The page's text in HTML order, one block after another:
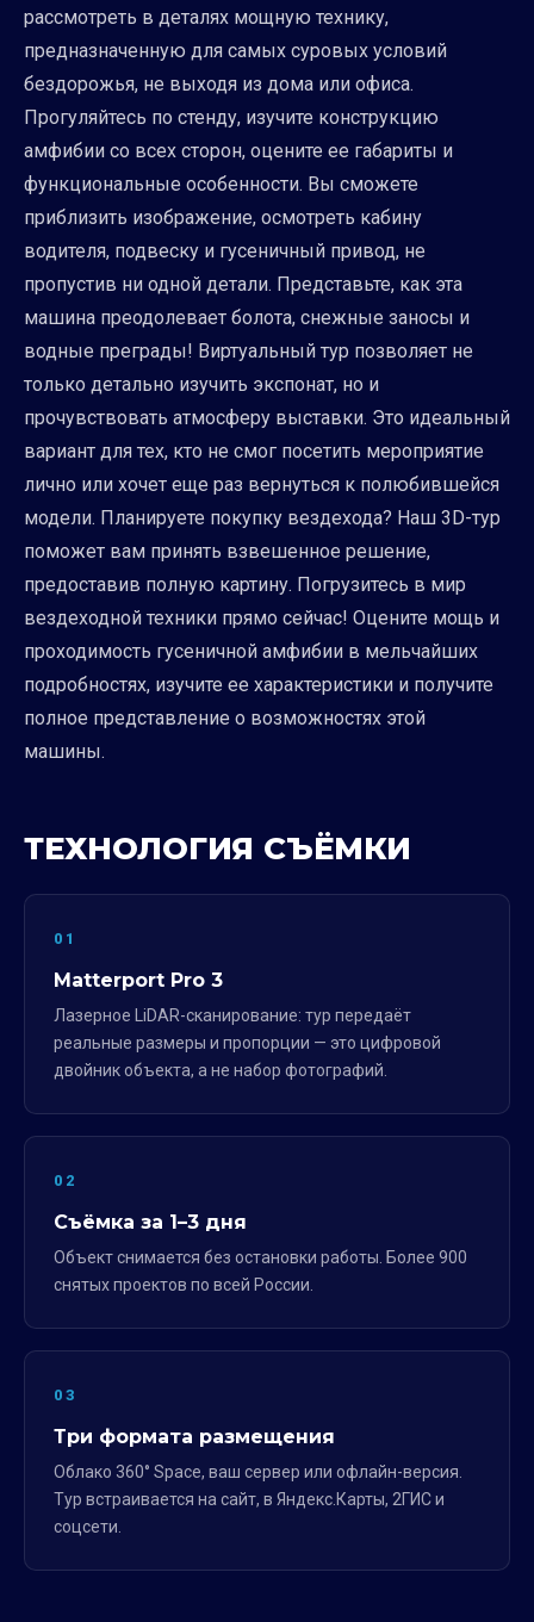
рассмотреть в деталях мощную технику,
предназначенную для самых суровых условий
бездорожья, не выходя из дома или офиса.
Прогуляйтесь по стенду, изучите конструкцию
амфибии со всех сторон, оцените ее габариты и
функциональные особенности. Вы сможете
приблизить изображение, осмотреть кабину
водителя, подвеску и гусеничный привод, не
пропустив ни одной детали. Представьте, как эта
машина преодолевает болота, снежные заносы и
водные преграды! Виртуальный тур позволяет не
только детально изучить экспонат, но и
прочувствовать атмосферу выставки. Это идеальный
вариант для тех, кто не смог посетить мероприятие
лично или хочет еще раз вернуться к полюбившейся
модели. Планируете покупку вездехода? Наш 3D-тур
поможет вам принять взвешенное решение,
предоставив полную картину. Погрузитесь в мир
вездеходной техники прямо сейчас! Оцените мощь и
проходимость гусеничной амфибии в мельчайших
подробностях, изучите ее характеристики и получите
полное представление о возможностях этой
машины.
ТЕХНОЛОГИЯ СЪЁМКИ
01
Matterport Pro 3
Лазерное LiDAR-сканирование: тур передаёт
реальные размеры и пропорции — это цифровой
двойник объекта, а не набор фотографий.
02
Съёмка за 1–3 дня
Объект снимается без остановки работы. Более 900
снятых проектов по всей России.
03
Три формата размещения
Облако 360° Space, ваш сервер или офлайн-версия.
Тур встраивается на сайт, в Яндекс.Карты, 2ГИС и
соцсети.